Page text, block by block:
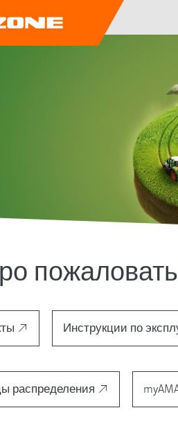
Инструкции по
распределения